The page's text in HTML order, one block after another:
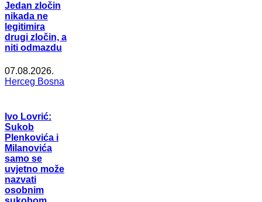
Jedan zločin
nikada ne
legitimira
drugi zločin, a
niti odmazdu
07.08.2026.
Herceg Bosna
Ivo Lovrić:
Sukob
Plenkovića i
Milanovića
samo se
uvjetno može
nazvati
osobnim